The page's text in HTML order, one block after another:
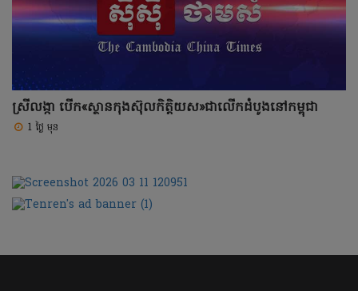
ស្រីលង្កា បើក«ស្ថានកុងស៊ុលកិត្តិយស»ជាលើកដំបូងនៅកម្ពុជា
1 ថ្ងៃ មុន